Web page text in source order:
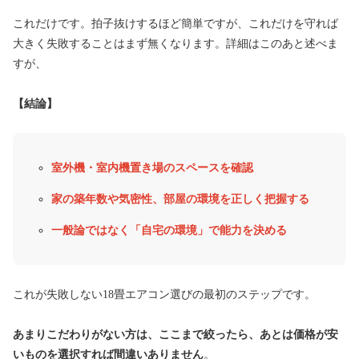
これだけです。拍子抜けするほど簡単ですが、これだけを守れば
大きく失敗することはまず無くなります。詳細はこのあと述べま
すが、
【結論】
室外機・室内機置き場のスペースを確認
家の築年数や気密性、部屋の環境を正しく把握する
一般論ではなく「自宅の環境」で能力を決める
これが失敗しない18畳エアコン選びの最初のステップです。
あまりこだわりがない方は、ここまで絞ったら、あとは価格が安
いものを選択すれば間違いありません。